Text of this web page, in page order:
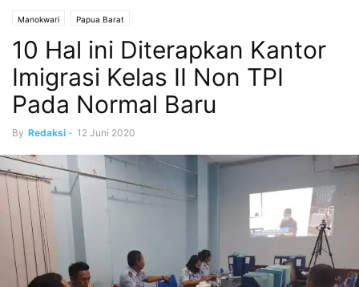
Manokwari Papua Barat
10 Hal ini Diterapkan Kantor
Imigrasi Kelas II Non TPI
Pada Normal Baru
By Redaksi - 12 Juni 2020